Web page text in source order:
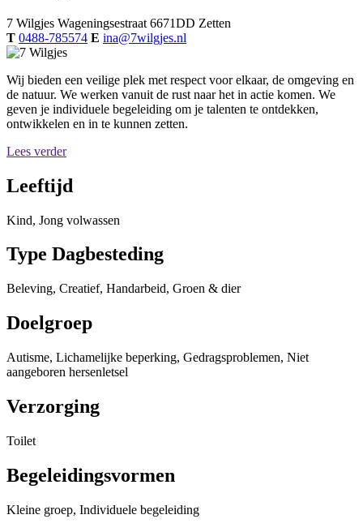
7 Wilgjes Wageningsestraat 6671DD Zetten
T 0488-785574 E ina@7wilgjes.nl
Wij bieden een veilige plek met respect voor elkaar, de omgeving en
de natuur. We werken vanuit de rust naar het in actie komen. We
geven je individuele begeleiding om je talenten te ontdekken,
ontwikkelen en in te kunnen zetten.
Lees verder
Leeftijd
Kind, Jong volwassen
Type Dagbesteding
Beleving, Creatief, Handarbeid, Groen & dier
Doelgroep
Autisme, Lichamelijke beperking, Gedragsproblemen, Niet
aangeboren hersenletsel
Verzorging
Toilet
Begeleidingsvormen
Kleine groep, Individuele begeleiding